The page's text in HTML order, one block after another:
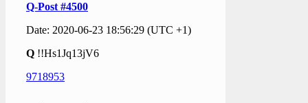
Q-Post #4500
Date: 2020-06-23 18:56:29 (UTC +1)
Q !!Hs1Jq13jV6
9718953